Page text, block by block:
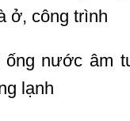
ở, công trình
nước âm
lạnh